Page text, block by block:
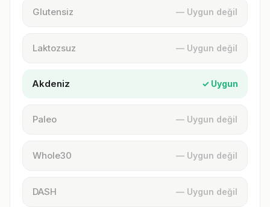
Glutensiz — Uygun değil
Laktozsuz — Uygun değil
Akdeniz ✓ Uygun
Paleo — Uygun değil
Whole30 — Uygun değil
DASH — Uygun değil